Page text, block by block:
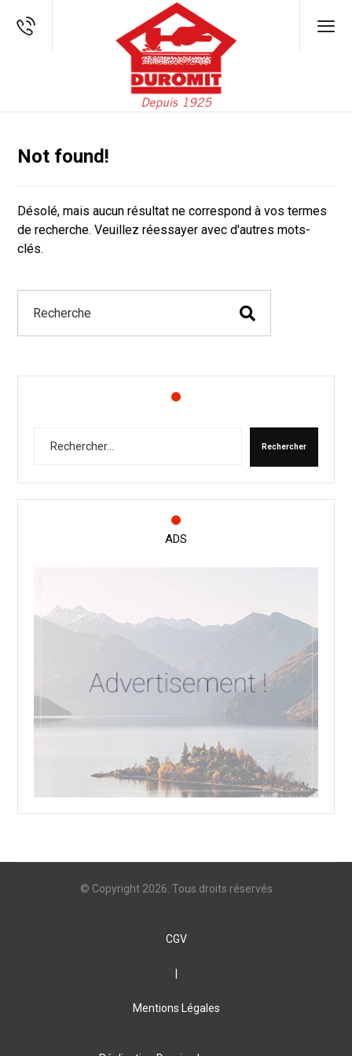
Not found!
Désolé, mais aucun résultat ne correspond à vos termes
de recherche. Veuillez réessayer avec d'autres mots-
clés.
Rechercher
ADS
© Copyright 2026. Tous droits réservés
CGV
Mentions Légales